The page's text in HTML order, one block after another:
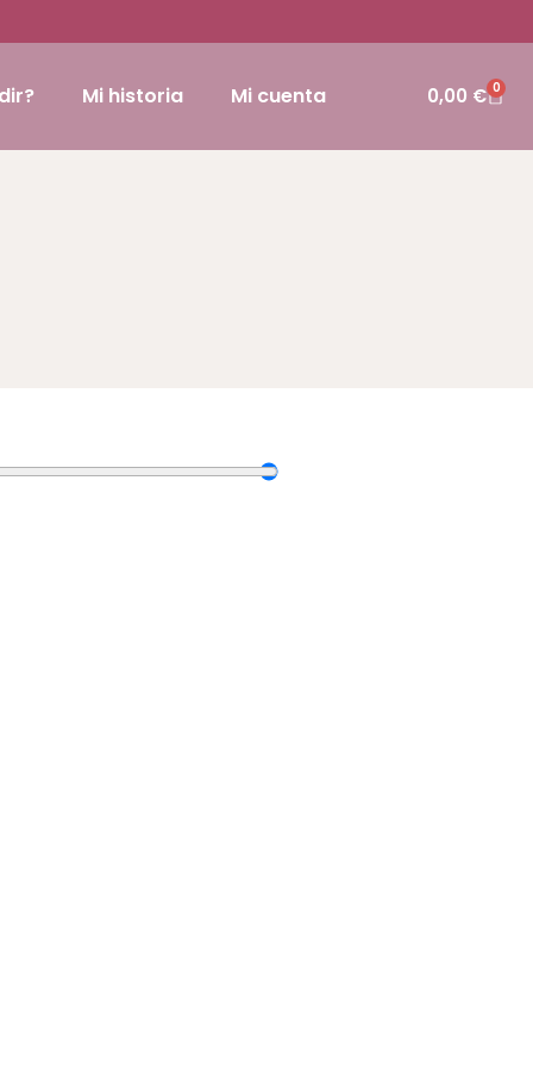
Mi historia Mi cuenta 0,00 € 0